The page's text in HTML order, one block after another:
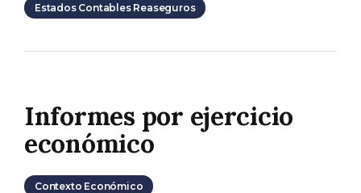
Estados Contables Reaseguros
Informes por ejercicio
económico
Contexto Económico